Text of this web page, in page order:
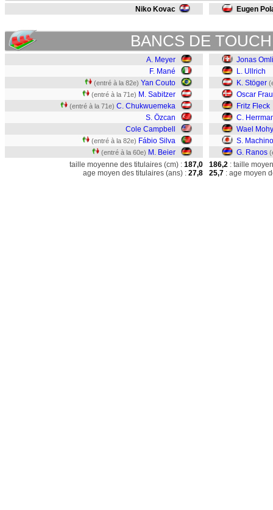
Niko Kovac Eugen
BANCS DE
A. Meyer
F. Mané
(entré à la 82e) Yan Couto
(entré à la 71e) M. Sabitzer
(entré à la 71e) C. Chukwuemeka
S. Özcan
Cole Campbell
(entré à la 82e) Fábio Silva
(entré à la 60e) M. Beier
Jonas
L. Ullrich
K. Stöger
Oscar
Fritz Fleck
C.
Wael
S. Machino
G. Ranos
taille moyenne des titulaires (cm) : 187,0
age moyen des titulaires (ans) : 27,8
186,2 : taille
25,7 : age moyen